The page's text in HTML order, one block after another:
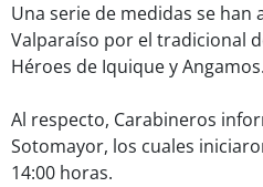
Una serie de medidas se han
Valparaíso por el tradicional
Héroes de Iquique y Angamos.
Al respecto, Carabineros
Sotomayor, los cuales
14:00 horas.